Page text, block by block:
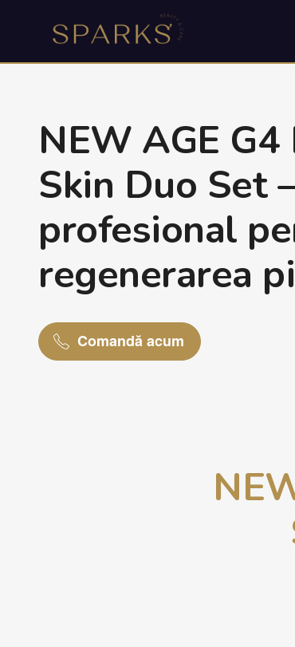
NEW AGE
Skin Duo Set
profesional
regenerarea
Comandă acum